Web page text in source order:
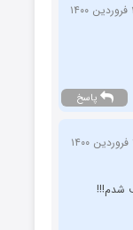
پاسخ
شدم!!!